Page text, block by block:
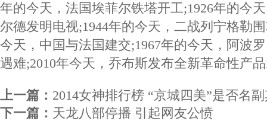
年的今天，法国埃菲尔铁塔开工;1926年的今
尔德发明电视;1944年的今天，二战列宁格勒
今天，中国与法国建交;1967年的今天，阿波
遇难;2010年今天，乔布斯发布全新革命性产
上一篇： 2014女神排行榜 “京城四美”是否名
下一篇： 天龙八部停播 引起网友公愤